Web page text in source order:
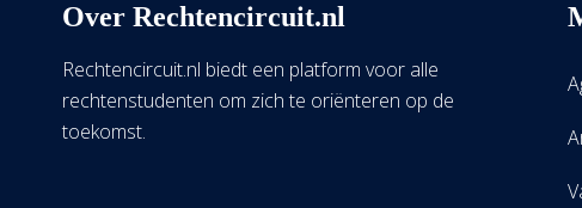
Over Rechtencircuit.nl
Rechtencircuit.nl biedt een platform voor alle
rechtenstudenten om zich te oriënteren op de
toekomst.